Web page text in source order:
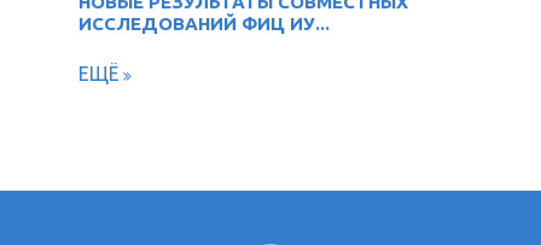
ИССЛЕДОВАНИЙ ФИЦ ИУ...
ЕЩЁ